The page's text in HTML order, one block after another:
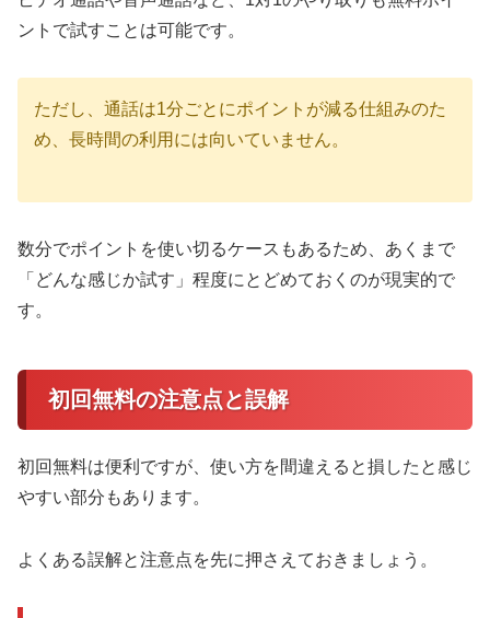
ントで試すことは可能です。
ただし、通話は1分ごとにポイントが減る仕組みのた
め、長時間の利用には向いていません。
数分でポイントを使い切るケースもあるため、あくまで
「どんな感じか試す」程度にとどめておくのが現実的で
す。
初回無料の注意点と誤解
初回無料は便利ですが、使い方を間違えると損したと感じ
やすい部分もあります。
よくある誤解と注意点を先に押さえておきましょう。